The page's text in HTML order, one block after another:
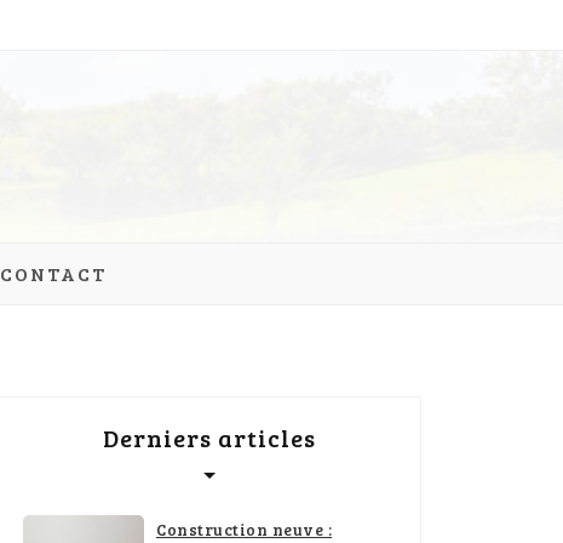
CONTACT
Derniers articles
Construction neuve :